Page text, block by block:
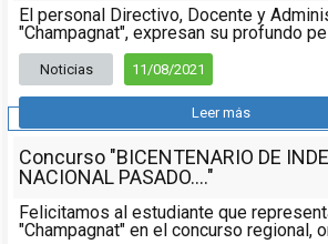
El personal Directivo, Docente y
"Champagnat", expresan su profundo
Noticias 11/08/2021
Leer más
Concurso "BICENTENARIO DE
NACIONAL PASADO...."
Felicitamos al estudiante que
"Champagnat" en el concurso regional,